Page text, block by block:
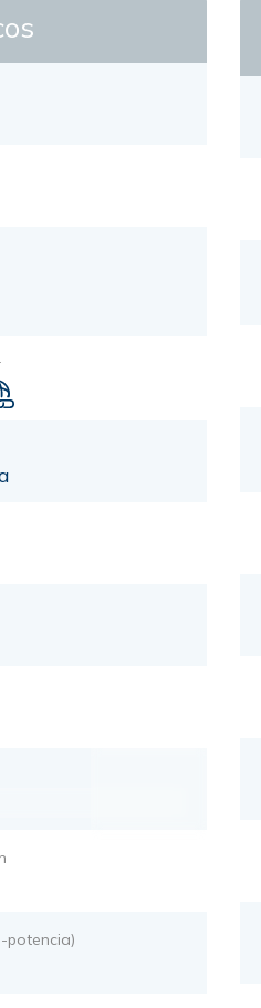
potencia)